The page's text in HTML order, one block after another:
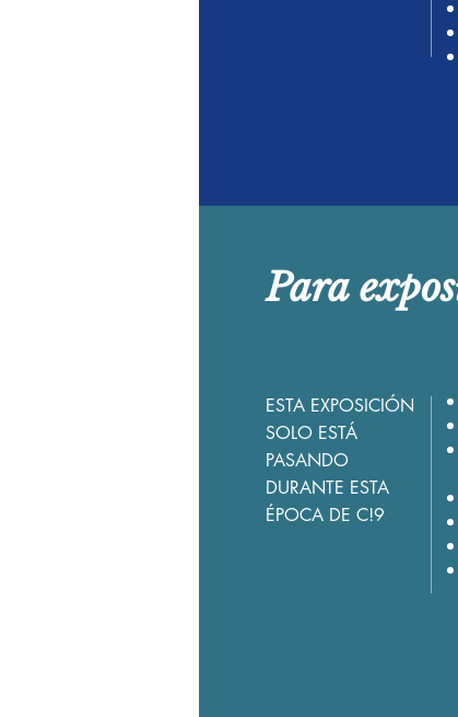
Para
ESTA EXPOSICIÓN
SOLO ESTÁ
PASANDO
DURANTE ESTA
ÉPOCA DE C!9